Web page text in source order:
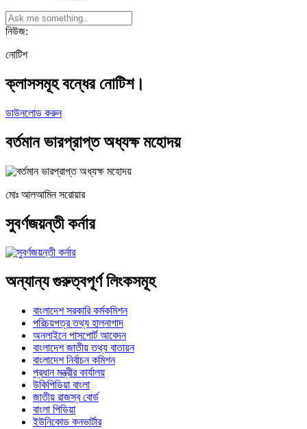
নিউজ:
নোটিশ
ক্লাসসমূহ বন্ধের নোটিশ।
ডাউনলোড করুন
বর্তমান ভারপ্রাপ্ত অধ্যক্ষ মহোদয়
মোঃ আলআমিন সরোয়ার
সুবর্ণজয়ন্তী কর্নার
অন্যান্য গুরুত্বপূর্ণ লিংকসমূহ
বাংলাদেশ সরকারি কর্মকমিশন
পরিচয়পত্র তথ্য হালনাগাদ
অনলাইনে পাসপোর্ট আবেদন
বাংলাদেশ জাতীয় তথ্য বাতায়ন
বাংলাদেশ নির্বাচন কমিশন
প্রধান মন্ত্রীর কার্যালয়
উকিপিডিয়া বাংলা
জাতীয় রাজস্ব বোর্ড
বাংলা পিডিয়া
ইউনিকোড কনভার্টার